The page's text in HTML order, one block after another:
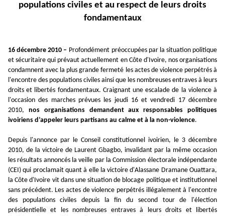
populations civiles et au respect de leurs droits
fondamentaux
16 décembre 2010 – Profondément préoccupées par la situation politique
et sécuritaire qui prévaut actuellement en Côte d'Ivoire, nos organisations
condamnent avec la plus grande fermeté les actes de violence perpétrés à
l'encontre des populations civiles ainsi que les nombreuses entraves à leurs
droits et libertés fondamentaux. Craignant une escalade de la violence à
l'occasion des marches prévues les jeudi 16 et vendredi 17 décembre
2010, nos organisations demandent aux responsables politiques
ivoiriens d’appeler leurs partisans au calme et à la non-violence.
Depuis l'annonce par le Conseil constitutionnel ivoirien, le 3 décembre
2010, de la victoire de Laurent Gbagbo, invalidant par la même occasion
les résultats annoncés la veille par la Commission électorale indépendante
(CEI) qui proclamait quant à elle la victoire d'Alassane Dramane Ouattara,
la Côte d'Ivoire vit dans une situation de blocage politique et institutionnel
sans précédent. Les actes de violence perpétrés illégalement à l'encontre
des populations civiles depuis la fin du second tour de l'élection
présidentielle et les nombreuses entraves à leurs droits et libertés